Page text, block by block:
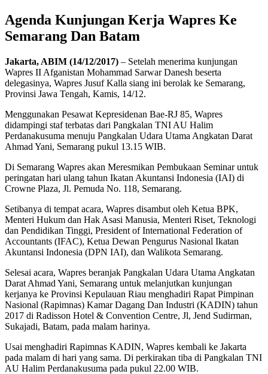
Agenda Kunjungan Kerja Wapres Ke
Semarang Dan Batam
Jakarta, ABIM (14/12/2017) – Setelah menerima kunjungan
Wapres II Afganistan Mohammad Sarwar Danesh beserta
delegasinya, Wapres Jusuf Kalla siang ini berolak ke Semarang,
Provinsi Jawa Tengah, Kamis, 14/12.
Menggunakan Pesawat Kepresidenan Bae-RJ 85, Wapres
didampingi staf terbatas dari Pangkalan TNI AU Halim
Perdanakusuma menuju Pangkalan Udara Utama Angkatan Darat
Ahmad Yani, Semarang pukul 13.15 WIB.
Di Semarang Wapres akan Meresmikan Pembukaan Seminar untuk
peringatan hari ulang tahun Ikatan Akuntansi Indonesia (IAI) di
Crowne Plaza, Jl. Pemuda No. 118, Semarang.
Setibanya di tempat acara, Wapres disambut oleh Ketua BPK,
Menteri Hukum dan Hak Asasi Manusia, Menteri Riset, Teknologi
dan Pendidikan Tinggi, President of International Federation of
Accountants (IFAC), Ketua Dewan Pengurus Nasional Ikatan
Akuntansi Indonesia (DPN IAI), dan Walikota Semarang.
Selesai acara, Wapres beranjak Pangkalan Udara Utama Angkatan
Darat Ahmad Yani, Semarang untuk melanjutkan kunjungan
kerjanya ke Provinsi Kepulauan Riau menghadiri Rapat Pimpinan
Nasional (Rapimnas) Kamar Dagang Dan Industri (KADIN) tahun
2017 di Radisson Hotel & Convention Centre, Jl, Jend Sudirman,
Sukajadi, Batam, pada malam harinya.
Usai menghadiri Rapimnas KADIN, Wapres kembali ke Jakarta
pada malam di hari yang sama. Di perkirakan tiba di Pangkalan TNI
AU Halim Perdanakusuma pada pukul 22.00 WIB.